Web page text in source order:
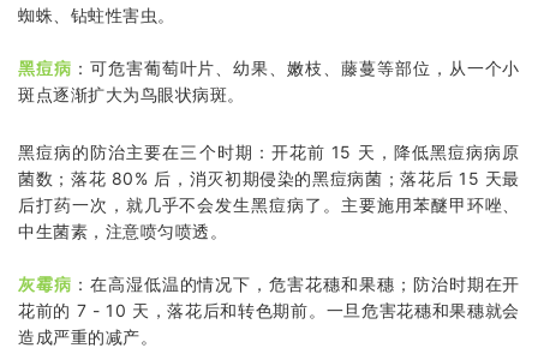
蜘蛛、钻蛀性害虫。
黑痘病 ：可危害葡萄叶片、幼果、嫩枝、藤蔓等部位，从一个小
斑点逐渐扩大为鸟眼状病斑。
黑痘病的防治主要在三个时期：开花前 15 天，降低黑痘病病原
菌数；落花 80% 后，消灭初期侵染的黑痘病菌；落花后 15 天最
后打药一次，就几乎不会发生黑痘病了。主要施用苯醚甲环唑、
中生菌素，注意喷匀喷透。
灰霉病 ：在高湿低温的情况下，危害花穗和果穗；防治时期在开
花前的 7 - 10 天，落花后和转色期前。一旦危害花穗和果穗就会
造成严重的减产。